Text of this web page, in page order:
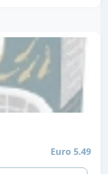
Euro 5.49